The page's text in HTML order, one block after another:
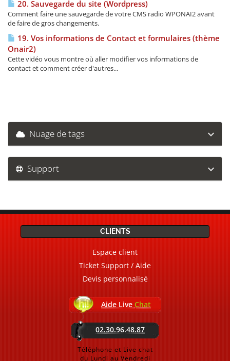
20. Sauvegarde du site (Wordpress)
Comment faire une sauvegarde de votre CMS radio WPONAI2 avant
de faire de gros changements.
19. Vos informations de Contact et formulaires (thème
Onair2)
Cette vidéo vous montre où aller modifier vos informations de
contact et comment créer d'autres...
Nuage de tags
Support
CLIENTS
Espace client
Ticket Support / Aide
Devis personnalisé
Aide Live Chat
02.30.96.48.87
Téléphone et Live chat
du Lundi au Vendredi